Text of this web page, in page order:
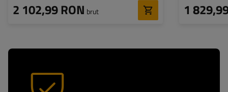
2 102,99 RON brut 1